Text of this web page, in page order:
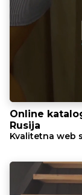
Online
Rusija
Kvalitetna web